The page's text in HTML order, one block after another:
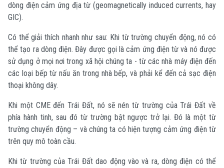
dòng điện cảm ứng địa từ (geomagnetically induced currents, hay
GIC).
Có thể giải thích nhanh như sau: Khi từ trường chuyển động, nó có
thể tạo ra dòng điện. Đây được gọi là cảm ứng điện từ và nó được
sử dụng ở mọi nơi trong xã hội chúng ta - từ các nhà máy điện đến
các loại bếp từ nấu ăn trong nhà bếp, và phải kể đến cả sạc điện
thoại không dây.
Khi một CME đến Trái Đất, nó sẽ nén từ trường của Trái Đất về
phía hành tinh, sau đó từ trường bật ngược trở lại.Đó là một từ
trường chuyển động – và chúng ta có hiện tượng cảm ứng điện từ
trên quy mô toàn cầu.
Khi từ trường của Trái Đất dao động vào và ra, dòng điện có thể